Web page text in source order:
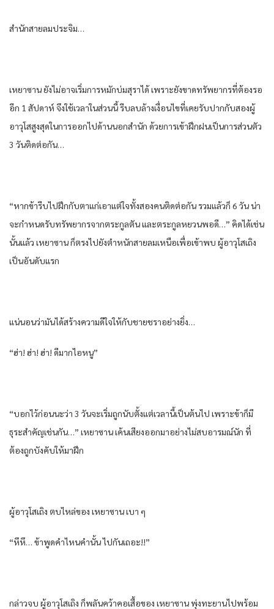
สำนัก​สายลม​ประ​จิม…
เหยา​ซาน​ ยัง​ไม่อาจ​เริ่ม​การ​หมักบ่ม​สุรา​ได้​ เพราะ​ยัง​ขาด​ทรัพยากร​ที่​ต้อง​รอ​
อีก​ 1 สัปดาห์​ จึงใช้เวลา​ใน​ส่วน​นี้​ รีบ​ลบล้าง​เงื่อนไข​ที่​เคย​รับปาก​กับ​สอง​ผู้
อาวุโส​สูงสุด​ใน​การออกไป​ด้านนอก​สำนัก​ ด้วย​การ​เข้า​ฝึกฝน​เป็นการ​ส่วนตัว​
3 วัน​ติดต่อกัน​…
“หาก​ข้า​รีบ​ไปฝึก​กับ​ตาแก่​เอาแต่ใจ​ทั้งสอง​คน​ติดต่อกัน​ รวม​แล้วก็​ 6 วัน​ น่า
จะ​กำหนด​รับ​ทรัพยากร​จาก​ตระกูล​ตัน​ และ​ตระกูล​หยวน​พอดี​…” คิดได้​เช่น
นั้น​แล้ว​ เหยา​ซาน​ ก็​ตรง​ไปยัง​ตำหนัก​สายลม​เหนือ​เพื่อ​เข้าพบ​ ผู้อาวุโส​เถิง
เป็น​อันดับ​แรก​
แน่นอน​ว่า​มัน​ได้​สร้าง​ความดีใจ​ให้​กับ​ชาย​ชรา​อย่างยิ่ง​…
“ฮ่า! ฮ่า! ฮ่า! ดีมาก​ไอ​หนู​”
“บอก​ไว้​ก่อน​นะ​ว่า​ 3 วัน​จะเริ่ม​ถูก​นับตั้งแต่​เวลานี้​เป็นต้นไป​ เพราะ​ข้า​ก็​มี
ธุระ​สำคัญ​เช่นกัน​…” เหยา​ซาน​ เค้น​เสียง​ออกมา​อย่าง​ไม่สบอารมณ์​นัก​ ที่​
ต้อง​ถูก​บังคับ​ให้​มาฝึก​
ผู้อาวุโส​เถิง ตบ​ไหล่​ของ​ เหยา​ซาน​ เบา​ ๆ
“หึหึ​… ข้า​พูด​คำ​ไหน​คำ​นั้น​ ไปกัน​เถอะ​!!”
กล่าว​จบ​ ผู้อาวุโส​เถิง ก็​พลัน​คว้า​คอเสื้อ​ของ​ เหยา​ซาน​ พุ่ง​ทะยาน​ไปพร้อม